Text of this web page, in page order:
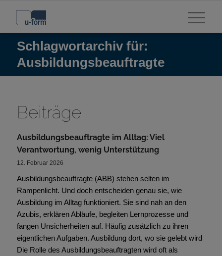
Schlagwortarchiv für:
Ausbildungsbeauftragte
Beiträge
Ausbildungsbeauftragte im Alltag: Viel
Verantwortung, wenig Unterstützung
12. Februar 2026
Ausbildungsbeauftragte (ABB) stehen selten im
Rampenlicht. Und doch entscheiden genau sie, wie
Ausbildung im Alltag funktioniert. Sie sind nah an den
Azubis, erklären Abläufe, begleiten Lernprozesse und
fangen Unsicherheiten auf. Häufig zusätzlich zu ihren
eigentlichen Aufgaben. Ausbildung dort, wo sie gelebt wird
Die Rolle des Ausbildungsbeauftragten wird oft als